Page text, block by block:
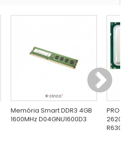
Memória Smart DDR3 4GB
1600MHz D04GNU1600D3
PROC
R630